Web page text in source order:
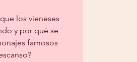
los vieneses
y por qué se
famosos